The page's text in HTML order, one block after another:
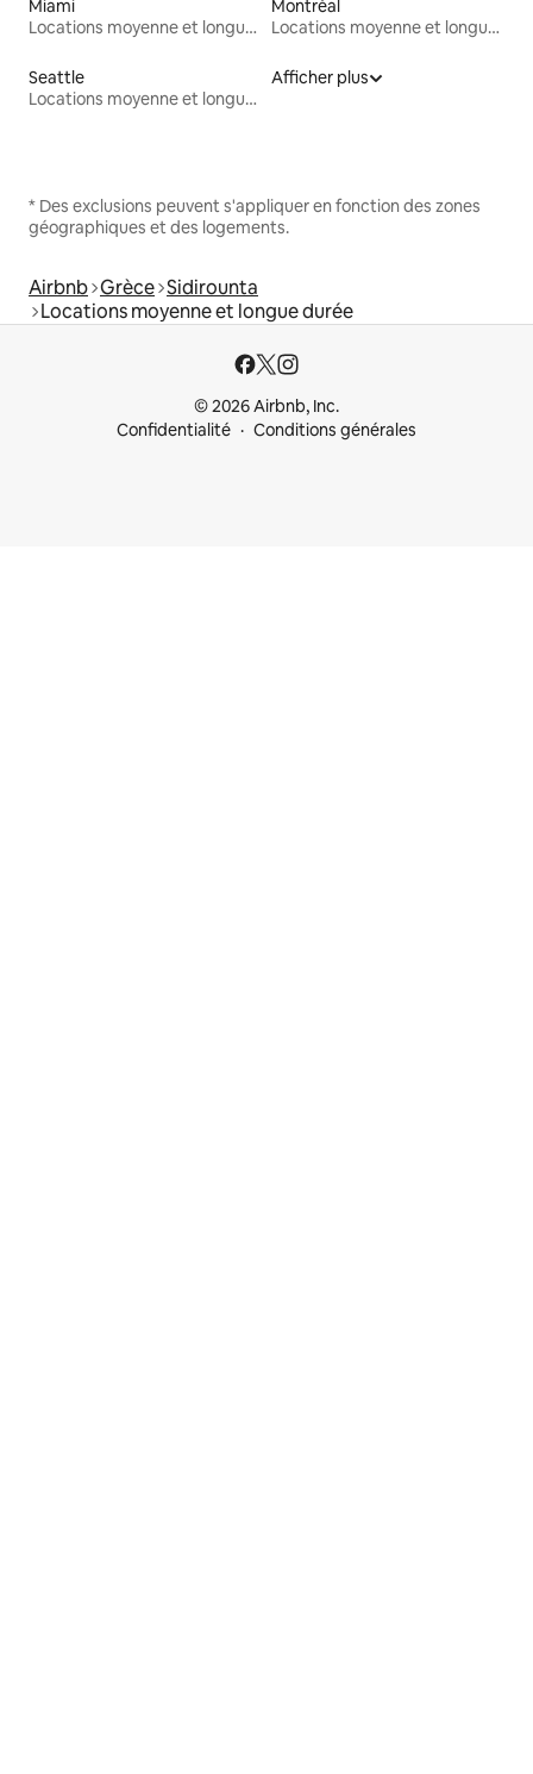
Miami
Locations moyenne et longue durée
Montréal
Locations moyenne et longue durée
Seattle
Locations moyenne et longue durée
Afficher plus
* Des exclusions peuvent s'appliquer en fonction des zones
géographiques et des logements.
Airbnb Grèce Sidirounta
Locations moyenne et longue durée
© 2026 Airbnb, Inc.
Confidentialité
Conditions générales